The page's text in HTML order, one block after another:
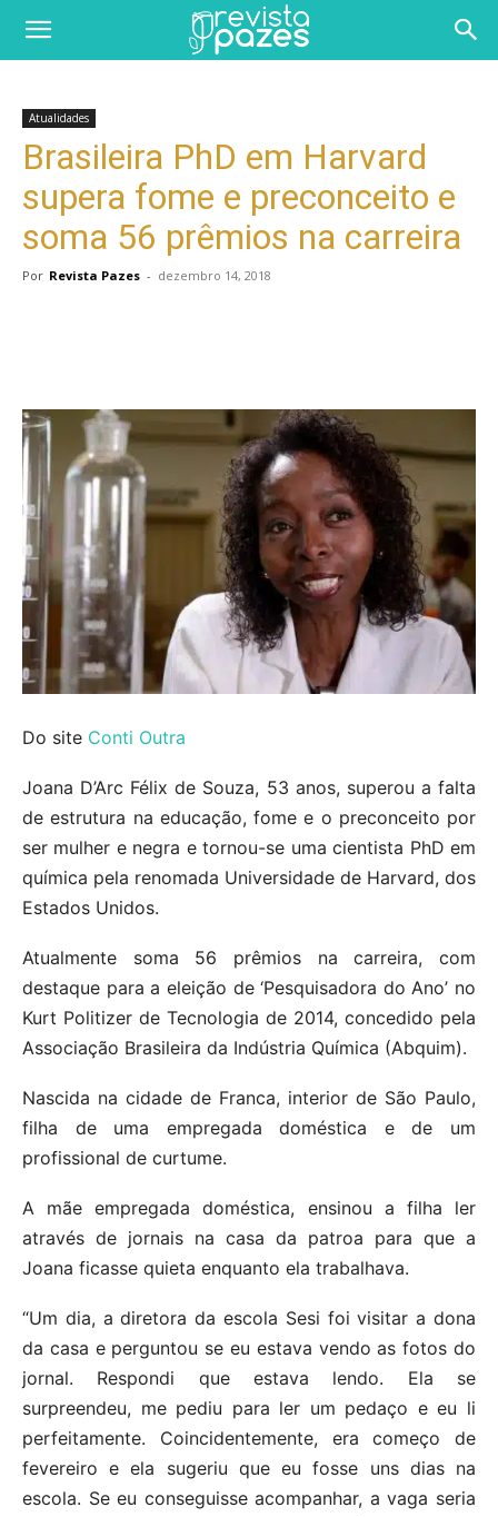
Atualidades
Brasileira PhD em Harvard
supera fome e preconceito e
soma 56 prêmios na carreira
Por Revista Pazes - dezembro 14, 2018
Do site Conti Outra
Joana D’Arc Félix de Souza, 53 anos, superou a falta
de estrutura na educação, fome e o preconceito por
ser mulher e negra e tornou-se uma cientista PhD em
química pela renomada Universidade de Harvard, dos
Estados Unidos.
Atualmente soma 56 prêmios na carreira, com
destaque para a eleição de ‘Pesquisadora do Ano’ no
Kurt Politizer de Tecnologia de 2014, concedido pela
Associação Brasileira da Indústria Química (Abquim).
Nascida na cidade de Franca, interior de São Paulo,
filha de uma empregada doméstica e de um
profissional de curtume.
A mãe empregada doméstica, ensinou a filha ler
através de jornais na casa da patroa para que a
Joana ficasse quieta enquanto ela trabalhava.
“Um dia, a diretora da escola Sesi foi visitar a dona
da casa e perguntou se eu estava vendo as fotos do
jornal. Respondi que estava lendo. Ela se
surpreendeu, me pediu para ler um pedaço e eu li
perfeitamente. Coincidentemente, era começo de
fevereiro e ela sugeriu que eu fosse uns dias na
escola. Se eu conseguisse acompanhar, a vaga seria